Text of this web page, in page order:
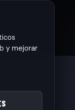
y mejorar